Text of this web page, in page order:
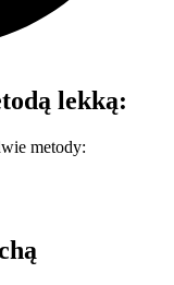
lekką:
metody: